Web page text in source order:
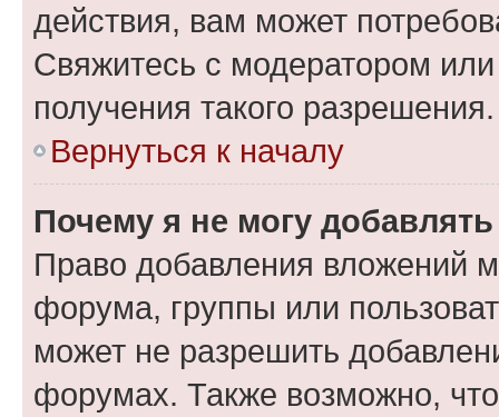
действия, вам может
Свяжитесь с модератором
получения такого разрешения.
Вернуться к началу
Почему я не могу
Право добавления вложений
форума, группы или
может не разрешить
форумах. Также возможно,